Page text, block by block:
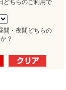
どちらのご利用で
間・夜間どちらの
？